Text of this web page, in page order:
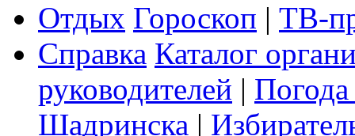
Отдых Гороскоп | ТВ-
Справка Каталог
руководителей |
Шадринска |